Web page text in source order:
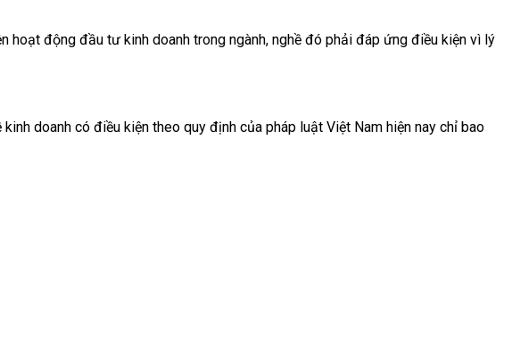
hoạt động đầu tư kinh doanh trong ngành, nghề đó phải đáp ứng điều kiện vì lý
doanh có điều kiện theo quy định của pháp luật Việt Nam hiện nay chỉ bao